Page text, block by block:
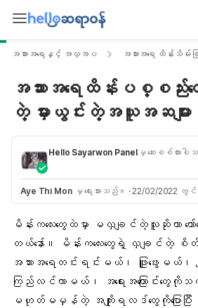
အသားအရေနှင့် အလှအပ အသားအရေ ထိန်းသိမ်းခ
အသားအရေထိန်းပစ္စ
တဲ့ မှားယွင်းတဲ့အယူအဆများ
Hello Sayarwon Panelမှ ဆေးစစ်ထားပါ
Aye Thi Monမှ ရေးသားသည်။ ·22/02/2022
မိန်းကလေးတွေထဲမှာ မလှချင်တဲ့သူဆိုတာ တေ
တယ်နော်။ မိန်းကလေးတွေရဲ့ လှချင်တဲ့ စိတ်
အသားအရေတင်းရင်းမယ်၊
ဖြူဖွေး မယ်၊ ခ
ကြည်လင်လာမယ်၊
အရေးအကြောင်းတွေကိုသ
မဟုတ်မမှန်တဲ့ အကျိုးရလဒ်တွေကိုပြောပြီ